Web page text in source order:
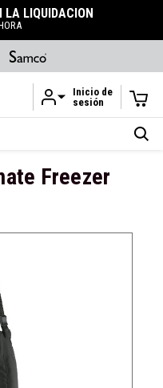
contenido principal
LA LIQUIDACIÓN
Inicio de
sesión
Freezer